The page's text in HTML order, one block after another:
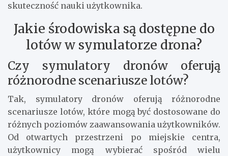
skuteczność nauki użytkownika.
Jakie środowiska są dostępne do
lotów w symulatorze drona?
Czy symulatory dronów oferują
różnorodne scenariusze lotów?
Tak, symulatory dronów oferują różnorodne
scenariusze lotów, które mogą być dostosowane do
różnych poziomów zaawansowania użytkowników.
Od otwartych przestrzeni po miejskie centra,
użytkownicy mogą wybierać spośród wielu